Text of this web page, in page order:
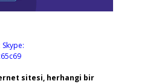
Skype:
sitesi, herhangi bir